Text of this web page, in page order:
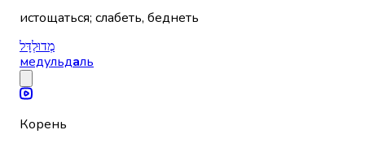
истощаться; слабеть, беднеть
מְדוּלְדָּל
медульдаль
Корень